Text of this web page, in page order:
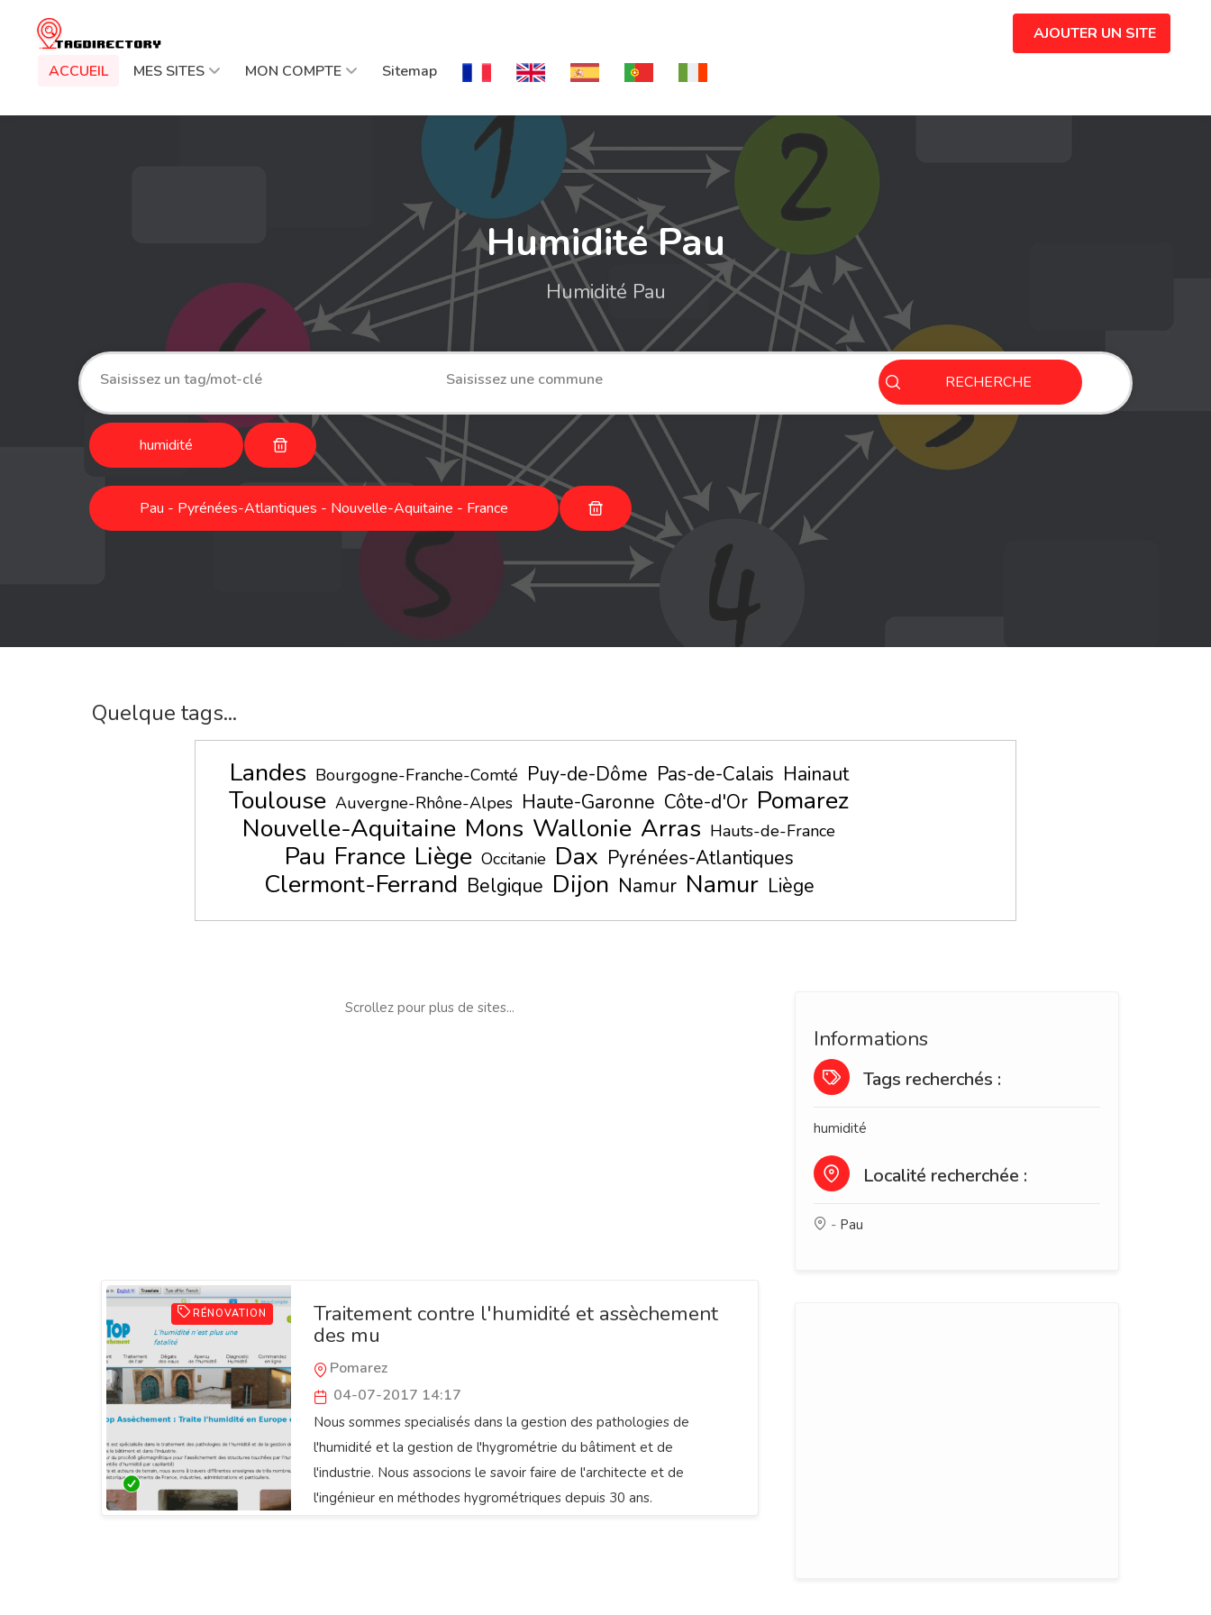
ACCUEIL MES SITES MON COMPTE Sitemap
AJOUTER UN SITE
Humidité Pau
Humidité Pau
RECHERCHE
humidité
Pau - Pyrénées-Atlantiques - Nouvelle-Aquitaine - France
Quelque tags...
Landes Bourgogne-Franche-Comté Puy-de-Dôme Pas-de-Calais Hainaut
Toulouse Auvergne-Rhône-Alpes Haute-Garonne Côte-d'Or Pomarez
Nouvelle-Aquitaine Mons Wallonie Arras Hauts-de-France
Pau France Liège Occitanie Dax Pyrénées-Atlantiques
Clermont-Ferrand Belgique Dijon Namur Namur Liège
Scrollez pour plus de sites...
RÉNOVATION Traitement contre l'humidité et assèchement
des mu
Pomarez
04-07-2017 14:17
Nous sommes specialisés dans la gestion des pathologies de
l'humidité et la gestion de l'hygrométrie du bâtiment et de
l'industrie. Nous associons le savoir faire de l'architecte et de
l'ingénieur en méthodes hygrométriques depuis 30 ans.
Informations
Tags recherchés :
humidité
Localité recherchée :
- Pau